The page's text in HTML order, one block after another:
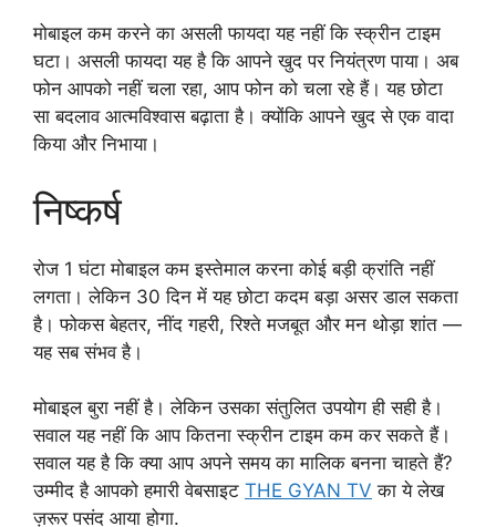
मोबाइल कम करने का असली फायदा यह नहीं कि स्क्रीन टाइम
घटा। असली फायदा यह है कि आपने खुद पर नियंत्रण पाया। अब
फोन आपको नहीं चला रहा, आप फोन को चला रहे हैं। यह छोटा
सा बदलाव आत्मविश्वास बढ़ाता है। क्योंकि आपने खुद से एक वादा
किया और निभाया।
निष्कर्ष
रोज 1 घंटा मोबाइल कम इस्तेमाल करना कोई बड़ी क्रांति नहीं
लगता। लेकिन 30 दिन में यह छोटा कदम बड़ा असर डाल सकता
है। फोकस बेहतर, नींद गहरी, रिश्ते मजबूत और मन थोड़ा शांत —
यह सब संभव है।
मोबाइल बुरा नहीं है। लेकिन उसका संतुलित उपयोग ही सही है।
सवाल यह नहीं कि आप कितना स्क्रीन टाइम कम कर सकते हैं।
सवाल यह है कि क्या आप अपने समय का मालिक बनना चाहते हैं?
उम्मीद है आपको हमारी वेबसाइट THE GYAN TV का ये लेख
ज़रूर पसंद आया होगा.